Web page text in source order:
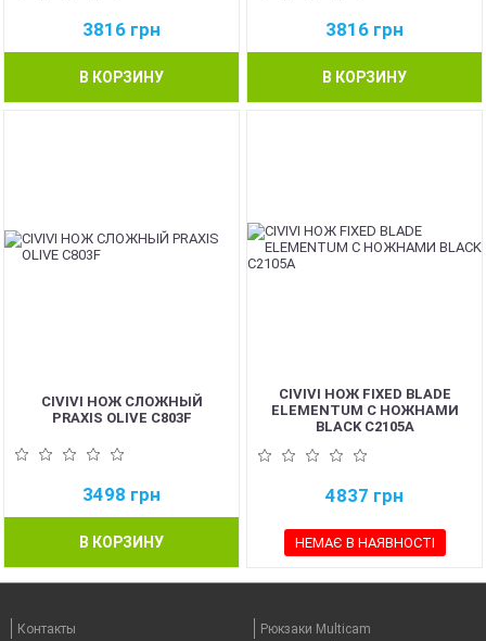
3816 грн
В КОРЗИНУ
3816 грн
В КОРЗИНУ
CIVIVI НОЖ СЛОЖНЫЙ
PRAXIS OLIVE C803F
3498 грн
В КОРЗИНУ
CIVIVI НОЖ FIXED BLADE
ELEMENTUM С НОЖНАМИ
BLACK C2105A
4837 грн
НЕМАЄ В НАЯВНОСТІ
Контакты
Рюкзаки Multicam